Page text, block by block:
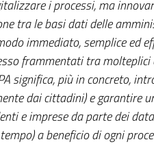
i processi, ma
tra le basi dati delle
immediato, semplice ed
frammentati tra
significa, più in concreto,
dai cittadini) e garantire
e imprese da parte dei
a beneficio di ogni